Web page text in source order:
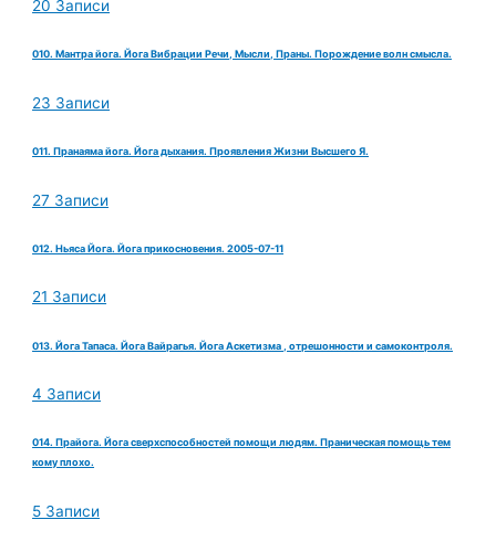
20 Записи
010. Мантра йога. Йога Вибрации Речи, Мысли, Праны. Порождение волн смысла.
23 Записи
011. Пранаяма йога. Йога дыхания. Проявления Жизни Высшего Я.
27 Записи
012. Ньяса Йога. Йога прикосновения. 2005-07-11
21 Записи
013. Йога Тапаса. Йога Вайрагья. Йога Аскетизма , отрешонности и самоконтроля.
4 Записи
014. Прайога. Йога сверхспособностей помощи людям. Праническая помощь тем
кому плохо.
5 Записи